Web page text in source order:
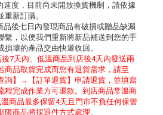
速度，目前尚未開放換貨機制，請依據
新訂購。
品後七日內發現商品有破損或贈品缺漏
繫，以便我們重新將新品補送到您的手
壞的產品交由快遞收回。
7天內、低溫商品到店後4天內發送兩
商品取貨完成而您有退貨需求，請至
詢】→【訂單退貨】申請退貨，並填寫
程完成作業方可退款。到店商品常溫商
商品最多保留4天且門市不負任何保管
商品將採退件方式處理。